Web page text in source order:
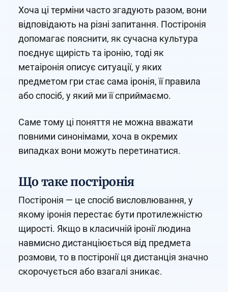
Хоча ці терміни часто згадують разом, вони
відповідають на різні запитання. Постіронія
допомагає пояснити, як сучасна культура
поєднує щирість та іронію, тоді як
метаіронія описує ситуації, у яких
предметом гри стає сама іронія, її правила
або спосіб, у який ми її сприймаємо.
Саме тому ці поняття не можна вважати
повними синонімами, хоча в окремих
випадках вони можуть перетинатися.
Що таке постіронія
Постіронія — це спосіб висловлювання, у
якому іронія перестає бути протилежністю
щирості. Якщо в класичній іронії людина
навмисно дистанціюється від предмета
розмови, то в постіронії ця дистанція значно
скорочується або взагалі зникає.